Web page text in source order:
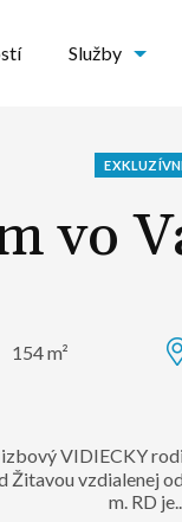
Služby
vo
154 m²
VIDIECKY
Žitavou vzdialenej
m. RD